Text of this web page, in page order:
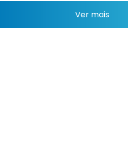
Ver mais